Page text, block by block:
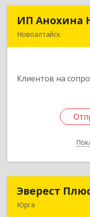
ИП Анохина
Новоалтайск
Клиентов на
ИП Анохина
Эверест
Юрга